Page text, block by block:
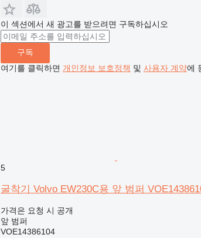
이 섹션에서 새 광고를 받으려면 구독하십시오
구독
여기를 클릭하면 개인정보 보호정책 및 사용자 계약에
5
굴착기 Volvo EW230C용 앞 범퍼
가격은 요청 시 공개
앞 범퍼
VOE14386104